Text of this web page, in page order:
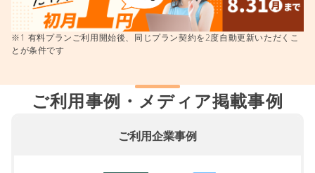
※1 有料プランご利用開始後、同じプラン契約を2度自動更新いただくこ
とが条件です
ご利用事例・メディア掲載事例
ご利用企業事例